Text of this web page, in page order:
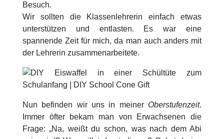
Besuch.
Wir sollten die Klassenlehrerin einfach etwas
unterstützen und entlasten. Es war eine
spannende Zeit für mich, da man auch anders mit
der Lehrerin zusammenarbeitete.
Nun befinden wir uns in meiner Oberstufenzeit.
Immer öfter bekam man von Erwachsenen die
Frage: „Na, weißt du schon, was nach dem Abi